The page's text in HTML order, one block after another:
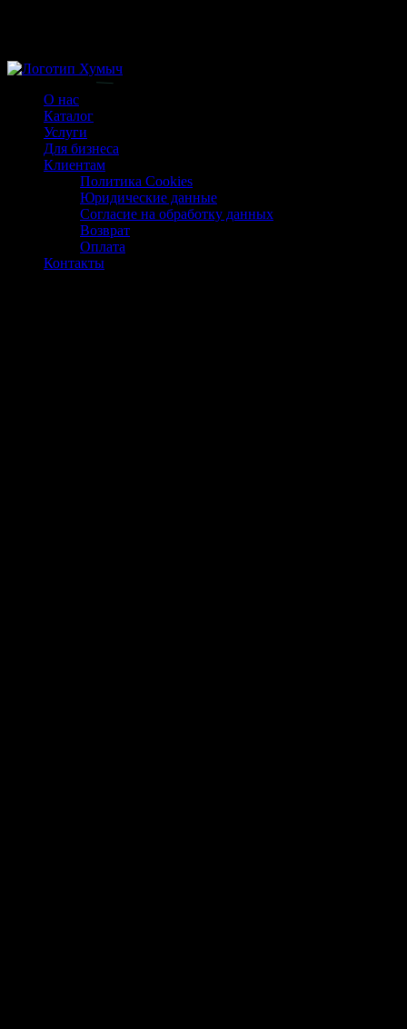
О нас
Каталог
Услуги
Для бизнеса
Клиентам
Политика Cookies
Юридические данные
Согласие на обработку данных
Возврат
Оплата
Контакты